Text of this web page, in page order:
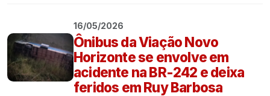
16/05/2026
Ônibus da Viação Novo
Horizonte se envolve em
acidente na BR-242 e deixa
feridos em Ruy Barbosa